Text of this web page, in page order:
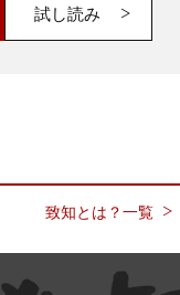
試し読み
致知とは？一覧